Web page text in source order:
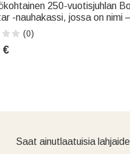
250-vuotisjuhlan
-nauhakassi, jossa on nimi –
itsenäisyyspäivän
perheelle, naiselle
(0)
€
Saat ainutlaatuisia